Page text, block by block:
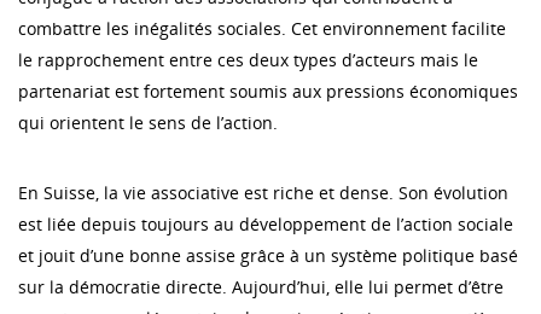
combattre les inégalités sociales. Cet environnement facilite
le rapprochement entre ces deux types d’acteurs mais le
partenariat est fortement soumis aux pressions économiques
qui orientent le sens de l’action.
En Suisse, la vie associative est riche et dense. Son évolution
est liée depuis toujours au développement de l’action sociale
et jouit d’une bonne assise grâce à un système politique basé
sur la démocratie directe. Aujourd’hui, elle lui permet d’être